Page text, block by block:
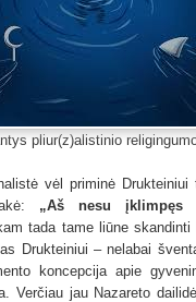
pliur(z)alistinio
vėl priminė Drukteiniui
„Aš nesu įklimpęs
tada tame liūne skandinti
Drukteiniui – nelabai
koncepcija apie
Verčiau jau Nazareto